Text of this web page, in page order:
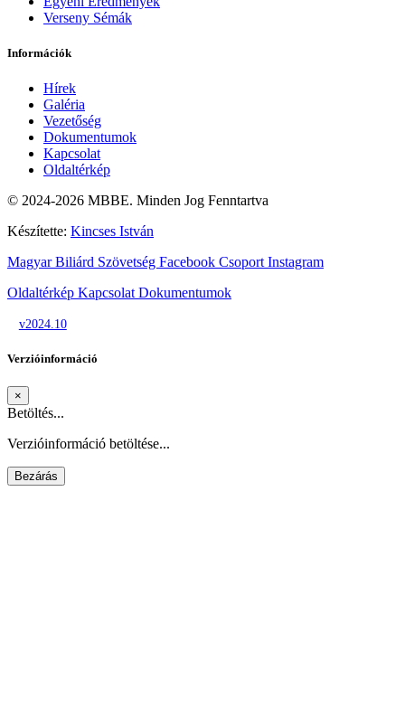
Verseny Sémák
Információk
Hírek
Galéria
Vezetőség
Dokumentumok
Kapcsolat
Oldaltérkép
© 2024-2026 MBBE. Minden Jog Fenntartva
Készítette: Kincses István
Magyar Biliárd Szövetség Facebook Csoport Instagram
Oldaltérkép Kapcsolat Dokumentumok
v2024.10
Verzióinformáció
×
Betöltés...
Verzióinformáció betöltése...
Bezárás